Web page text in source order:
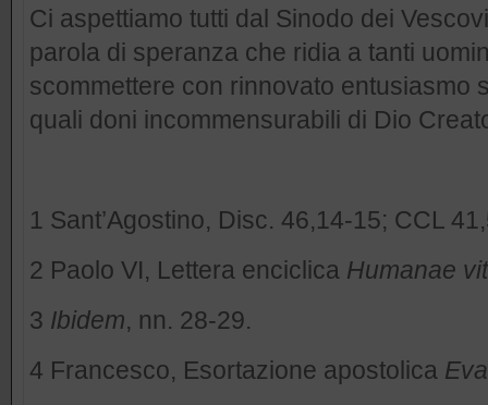
Ci aspettiamo tutti dal Sinodo dei
parola di speranza che ridia a tanti
scommettere con rinnovato entusiasmo
quali doni incommensurabili di Dio
1 Sant’Agostino, Disc. 46,14-15; CCL
2 Paolo VI, Lettera enciclica Humanae
3 Ibidem, nn. 28-29.
4 Francesco, Esortazione apostolica